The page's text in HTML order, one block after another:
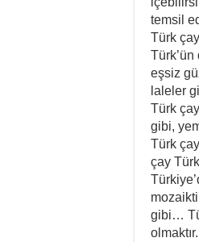
temsil
Türk
eşsiz
laleler
Türk
gibi,
Türk
çay
gibi…
olmaktır.